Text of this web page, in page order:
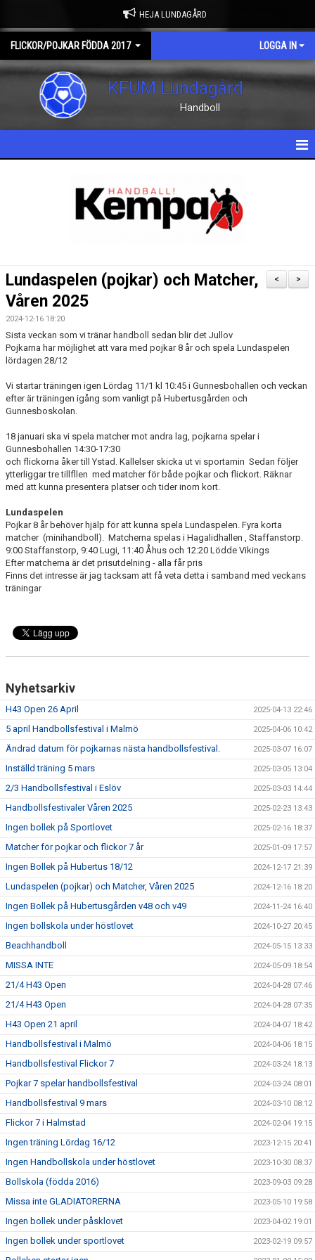
HEJA LUNDAGÅRD
FLICKOR/POJKAR FÖDDA 2017 LOGGA IN
KFUM Lundagård
Handboll
DOKUMENT
BILDGALLERI
KONTAKT
>
<
Lundaspelen (pojkar) och Matcher,
Våren 2025
2024-12-16 18:20
Sista veckan som vi tränar handboll sedan blir det Jullov
Pojkarna har möjlighet att vara med pojkar 8 år och spela Lundaspelen
lördagen 28/12
Vi startar träningen igen Lördag 11/1 kl 10:45 i Gunnesbohallen och veckan
efter är träningen igång som vanligt på Hubertusgården och
Gunnesboskolan.
18 januari ska vi spela matcher mot andra lag, pojkarna spelar i
Gunnesbohallen 14:30-17:30
och flickorna åker till Ystad. Kallelser skicka ut vi sportamin Sedan följer
ytterliggar tre tillfllen med matcher för både pojkar och flickort. Räknar
med att kunna presentera platser och tider inom kort.
Lundaspelen
Pojkar 8 år behöver hjälp för att kunna spela Lundaspelen. Fyra korta
matcher (minihandboll). Matcherna spelas i Hagalidhallen , Staffanstorp.
9:00 Staffanstorp, 9:40 Lugi, 11:40 Åhus och 12:20 Lödde Vikings
Efter matcherna är det prisutdelning - alla får pris
Finns det intresse är jag tacksam att få veta detta i samband med veckans
träningar
Nyhetsarkiv
H43 Open 26 April 2025-04-13 22:46
5 april Handbollsfestival i Malmö 2025-04-06 10:42
Ändrad datum för pojkarnas nästa handbollsfestival. 2025-03-07 16:07
Inställd träning 5 mars 2025-03-05 13:04
2/3 Handbollsfestival i Eslöv 2025-03-03 14:44
Handbollsfestivaler Våren 2025 2025-02-23 13:43
Ingen bollek på Sportlovet 2025-02-16 18:37
Matcher för pojkar och flickor 7 år 2025-01-09 17:57
Ingen Bollek på Hubertus 18/12 2024-12-17 21:39
Lundaspelen (pojkar) och Matcher, Våren 2025 2024-12-16 18:20
Ingen Bollek på Hubertusgården v48 och v49 2024-11-24 16:40
Ingen bollskola under höstlovet 2024-10-27 20:45
Beachhandboll 2024-05-15 13:33
MISSA INTE 2024-05-09 18:54
21/4 H43 Open 2024-04-28 07:46
21/4 H43 Open 2024-04-28 07:35
H43 Open 21 april 2024-04-07 18:42
Handbollsfestival i Malmö 2024-04-06 18:15
Handbollsfestival Flickor 7 2024-03-24 18:13
Pojkar 7 spelar handbollsfestival 2024-03-24 08:01
Handbollsfestival 9 mars 2024-03-10 08:12
Flickor 7 i Halmstad 2024-02-04 19:15
Ingen träning Lördag 16/12 2023-12-15 20:41
Ingen Handbollskola under höstlovet 2023-10-30 08:37
Bollskola (födda 2016) 2023-09-03 09:28
Missa inte GLADIATORERNA 2023-05-10 19:58
Ingen bollek under påsklovet 2023-04-02 19:01
Ingen bollek under sportlovet 2023-02-19 09:57